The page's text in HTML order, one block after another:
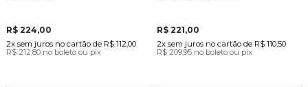
R$ 224,00
2x sem juros no cartãode R$ 112,00
R$ 212,80 no boleto ou pix
R$ 221,00
2x sem juros no cartão de R$ 110,50
R$ 209,95 no boleto ou pix